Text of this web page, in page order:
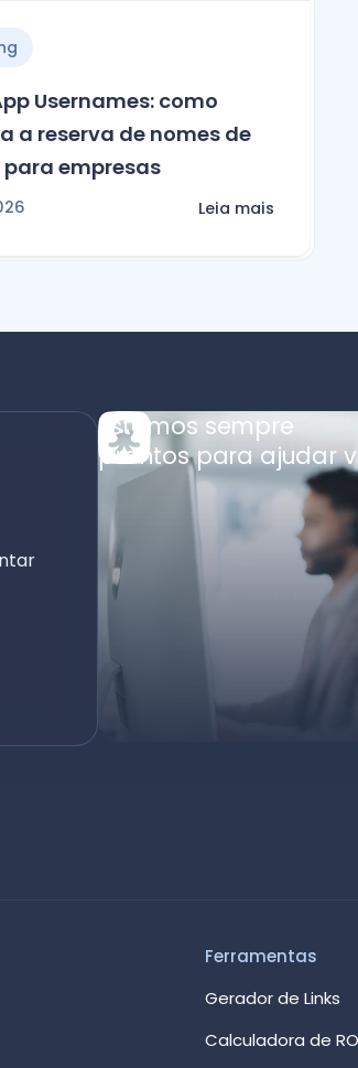
Usernames: como
a reserva de nomes de
empresas
Leia mais
Estamos sempre
prontos para ajudar
Ferramentas
Gerador de Links
Calculadora de